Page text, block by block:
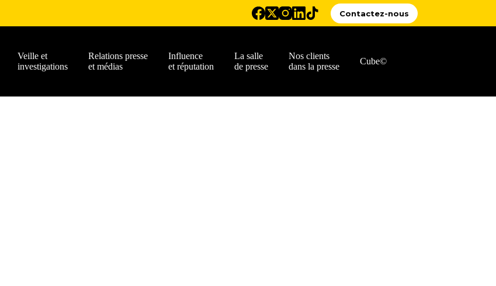
Contactez-nous
Veille et
investigations
Relations presse
et médias
Influence
et réputation
La salle
de presse
Nos clients
dans la presse
Cube©